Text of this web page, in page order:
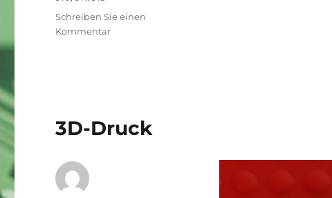
Schreiben Sie einen
Kommentarzu
den
3D-Druck